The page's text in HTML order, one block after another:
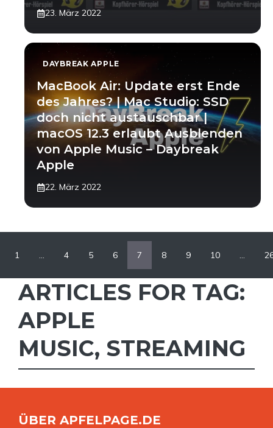
23. März 2022
DAYBREAK APPLE
MacBook Air: Update erst Ende
des Jahres? | Mac Studio: SSD
doch nicht austauschbar |
macOS 12.3 erlaubt Ausblenden
von Apple Music – Daybreak
Apple
22. März 2022
1 … 4 5 6 7 8 9 10 …
ARTICLES FOR TAG:
APPLE
MUSIC, STREAMING
ÜBER APFELPAGE.DE